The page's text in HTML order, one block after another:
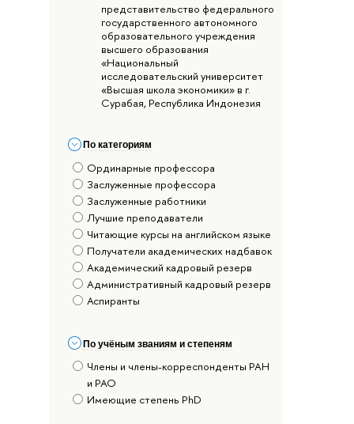
представительство федерального
государственного автономного
образовательного учреждения
высшего образования
«Национальный
исследовательский университет
«Высшая школа экономики» в г.
Сурабая, Республика Индонезия
По категориям
Ординарные профессора
Заслуженные профессора
Заслуженные работники
Лучшие преподаватели
Читающие курсы на английском языке
Получатели академических надбавок
Академический кадровый резерв
Административный кадровый резерв
Аспиранты
По учёным званиям и степеням
Члены и члены-корреспонденты РАН
и РАО
Имеющие степень PhD